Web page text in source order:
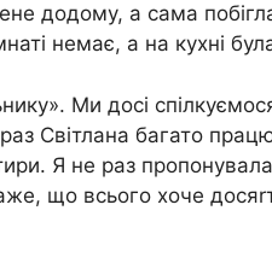
додому, а сама
немає, а на кухні
Ми досі
Світлана багато
Я не раз
що всього хоче